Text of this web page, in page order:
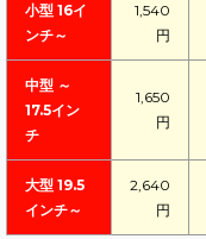
小型 16イ
ンチ～
1,540
円
中型 ～
17.5イン
チ
1,650
円
大型 19.5
インチ～
2,640
円